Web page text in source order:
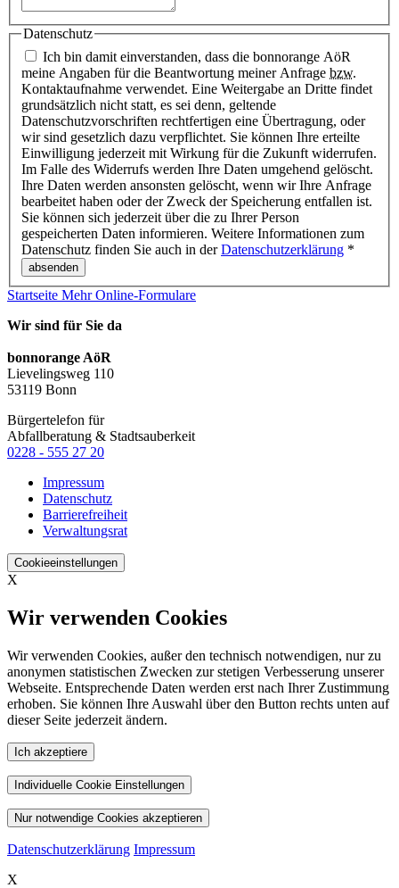
Datenschutz
meine Angaben für die Beantwortung meiner Anfrage bzw.
Kontaktaufnahme verwendet. Eine Weitergabe an Dritte findet
grundsätzlich nicht statt, es sei denn, geltende
Datenschutzvorschriften rechtfertigen eine Übertragung, oder
wir sind gesetzlich dazu verpflichtet. Sie können Ihre erteilte
Einwilligung jederzeit mit Wirkung für die Zukunft widerrufen.
Im Falle des Widerrufs werden Ihre Daten umgehend gelöscht.
Ihre Daten werden ansonsten gelöscht, wenn wir Ihre Anfrage
bearbeitet haben oder der Zweck der Speicherung entfallen ist.
Sie können sich jederzeit über die zu Ihrer Person
gespeicherten Daten informieren. Weitere Informationen zum
Datenschutz finden Sie auch in derDatenschutzerklärung *
Startseite MehrOnline-Formulare
Wir sind für Sie da
bonnorange AöR
Lievelingsweg 110
53119 Bonn
Bürgertelefon für
Abfallberatung & Stadtsauberkeit
0228 - 555 27 20
Impressum
Datenschutz
Barrierefreiheit
Verwaltungsrat
Cookieeinstellungen
X
Wir verwenden Cookies
Wir verwenden Cookies, außer den technisch notwendigen, nur zu
anonymen statistischen Zwecken zur stetigen Verbesserung unserer
Webseite. Entsprechende Daten werden erst nach Ihrer Zustimmung
erhoben. Sie können Ihre Auswahl über den Button rechts unten auf
dieser Seite jederzeit ändern.
Ich akzeptiere
Individuelle Cookie Einstellungen
Nur notwendige Cookies akzeptieren
Datenschutzerklärung Impressum
X